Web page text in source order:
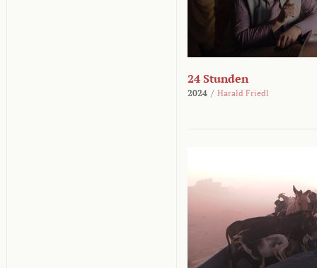
24 Stunden
2024 / Harald Friedl